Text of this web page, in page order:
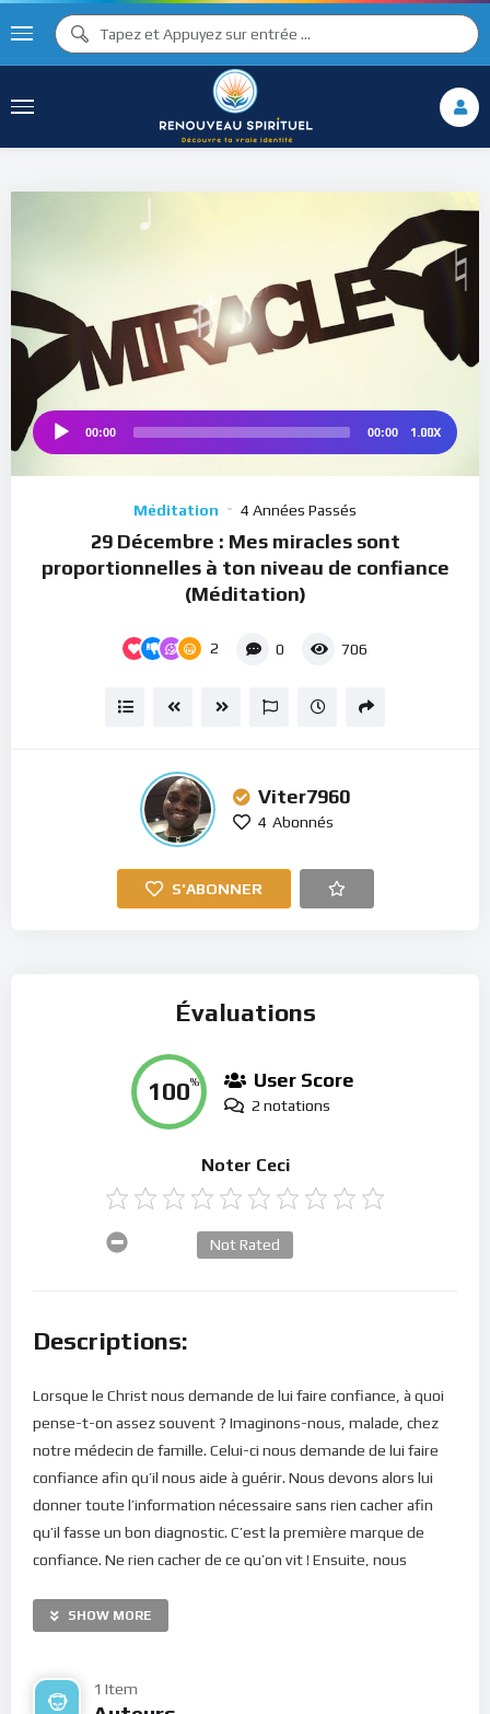
♫ ♩
♯ ♪
♪
♯ ♬
♫
♮
00:00 00:00 1.00X
Méditation 4 Années Passés
29 Décembre : Mes miracles sont
proportionnelles à ton niveau de confiance
(Méditation)
2 0 706
Viter7960
4 Abonnés
S'ABONNER
Évaluations
100% User Score
2 notations
Noter Ceci
Not Rated
Descriptions:
Lorsque le Christ nous demande de lui faire confiance, à quoi
pense-t-on assez souvent ? Imaginons-nous, malade, chez
notre médecin de famille. Celui-ci nous demande de lui faire
confiance afin qu’il nous aide à guérir. Nous devons alors lui
donner toute l’information nécessaire sans rien cacher afin
qu’il fasse un bon diagnostic. C’est la première marque de
confiance. Ne rien cacher de ce qu’on vit ! Ensuite, nous
traite : l’écouter, suivre les conseils qu’il nous donne, etc. Tout
SHOW MORE
1 Item